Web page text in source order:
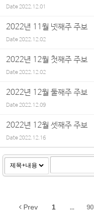
Date2022.12.01
2022년 11월 넷째주 주보
Date2022.12.02
2022년 12월 첫째주 주보
Date2022.12.02
2022년 12월 둘째주 주보
Date2022.12.09
2022년 12월 셋째주 주보
Date2022.12.16
Prev 1 ... 90